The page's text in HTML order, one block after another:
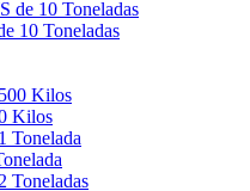
10 Toneladas
Kilos